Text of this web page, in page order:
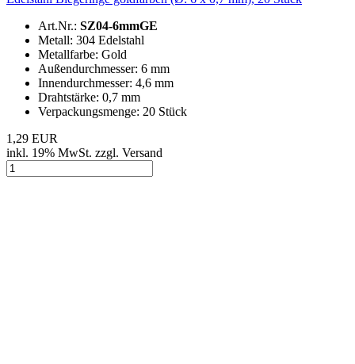
Art.Nr.: SZ04-6mmGE
Metall: 304 Edelstahl
Metallfarbe: Gold
Außendurchmesser: 6 mm
Innendurchmesser: 4,6 mm
Drahtstärke: 0,7 mm
Verpackungsmenge: 20 Stück
1,29 EUR
inkl. 19% MwSt. zzgl. Versand